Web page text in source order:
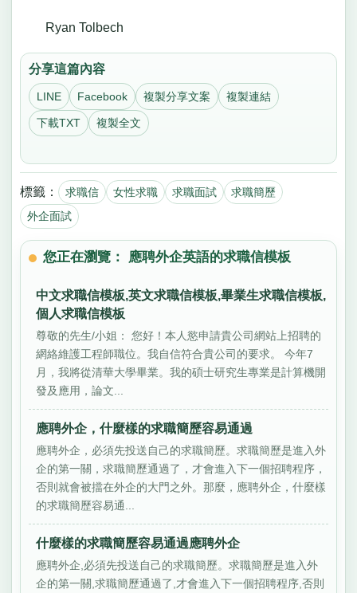
Ryan Tolbech
分享這篇內容
LINE Facebook 複製分享文案 複製連結
下載TXT 複製全文
標籤： 求職信 女性求職 求職面試
求職簡歷
外企面試
您正在瀏覽： 應聘外企英語的求職信模板
中文求職信模板,英文求職信模板,畢業生求職信模板,
個人求職信模板
尊敬的先生/小姐： 您好！本人慾申請貴公司網站上招聘的
網絡維護工程師職位。我自信符合貴公司的要求。 今年7
月，我將從清華大學畢業。我的碩士研究生專業是計算機開
發及應用，論文...
應聘外企，什麼樣的求職簡歷容易通過
應聘外企，必須先投送自己的求職簡歷。求職簡歷是進入外
企的第一關，求職簡歷通過了，才會進入下一個招聘程序，
否則就會被擋在外企的大門之外。那麼，應聘外企，什麼樣
的求職簡歷容易通...
什麼樣的求職簡歷容易通過應聘外企
應聘外企,必須先投送自己的求職簡歷。求職簡歷是進入外
企的第一關,求職簡歷通過了,才會進入下一個招聘程序,否則